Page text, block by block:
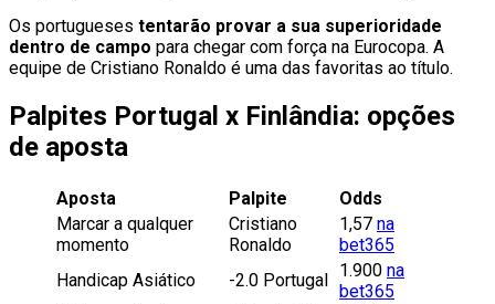
Os portugueses tentarão provar a sua superioridade
dentro de campo para chegar com força na Eurocopa. A
equipe de Cristiano Ronaldo é uma das favoritas ao título.
Palpites Portugal x Finlândia: opções
de aposta
Aposta Palpite
Odds
Marcar a qualquer
momento
Cristiano
Ronaldo
1,57 na
bet365
Handicap Asiático
-2.0 Portugal 1.900 na
bet365